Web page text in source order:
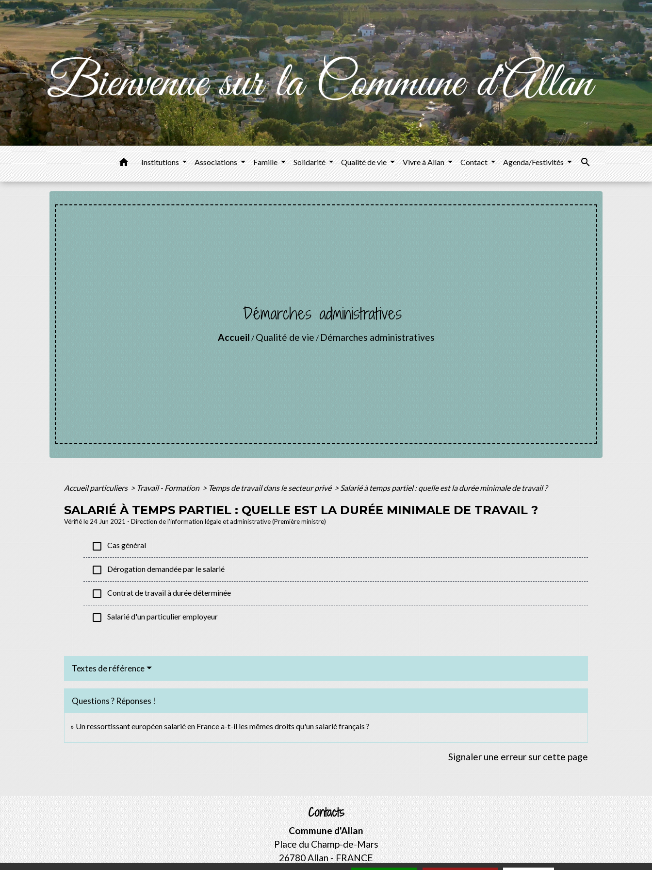
home Institutions Associations Famille Solidarité Qualité de vie Vivre à Allan Contact Agenda/Festivités search
Démarches administratives
Accueil / Qualité de vie / Démarches administratives
Accueil particuliers > Travail - Formation > Temps de travail dans le secteur privé > Salarié à temps partiel : quelle est la durée minimale de travail ?
SALARIÉ À TEMPS PARTIEL : QUELLE EST LA DURÉE MINIMALE DE TRAVAIL ?
Vérifié le 24 Jun 2021 - Direction de l'information légale et administrative (Première ministre)
check_box_outline_blank Cas général
check_box_outline_blank Dérogation demandée par le salarié
check_box_outline_blank Contrat de travail à durée déterminée
check_box_outline_blank Salarié d'un particulier employeur
Textes de référence
Questions ? Réponses !
Un ressortissant européen salarié en France a-t-il les mêmes droits qu'un salarié français ?
Signaler une erreur sur cette page
Contacts
Commune d'Allan
Place du Champ-de-Mars
26780 Allan - FRANCE